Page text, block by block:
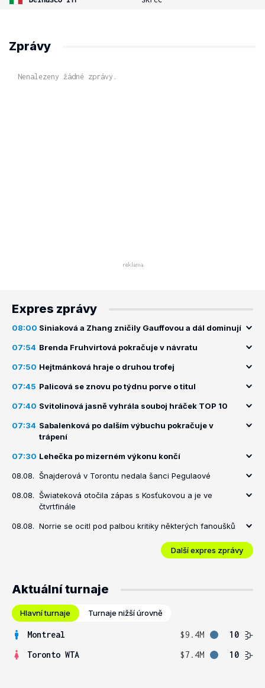
Zprávy
Nenalezeny žádné zprávy.
Expres zprávy
08:00 Siniaková a Zhang zničily Gauffovou a dál dominují
07:54 Brenda Fruhvirtová pokračuje v návratu
07:50 Hejtmánková hraje o druhou trofej
07:45 Palicová se znovu po týdnu porve o titul
07:40 Svitolinová jasně vyhrála souboj hráček TOP 10
07:34 Sabalenková po dalším výbuchu pokračuje v
trápení
07:30 Lehečka po mizerném výkonu končí
08.08. Šnajderová v Torontu nedala šanci Pegulaové
08.08. Šwiateková otočila zápas s Kosťukovou a je ve
čtvrtfinále
08.08. Norrie se ocitl pod palbou kritiky některých fanoušků
Další expres zprávy
Aktuální turnaje
Hlavní turnaje Turnaje nižší úrovně
Montreal $9.4M
10
Toronto WTA
$7.4M 10